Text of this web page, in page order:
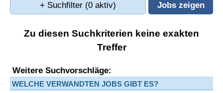
+ Suchfilter (0 aktiv)
Zu diesen Suchkriterien keine exakten
Treffer
Weitere Suchvorschläge:
WELCHE VERWANDTEN JOBS GIBT ES?